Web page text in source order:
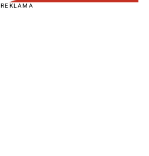
REKLAMA